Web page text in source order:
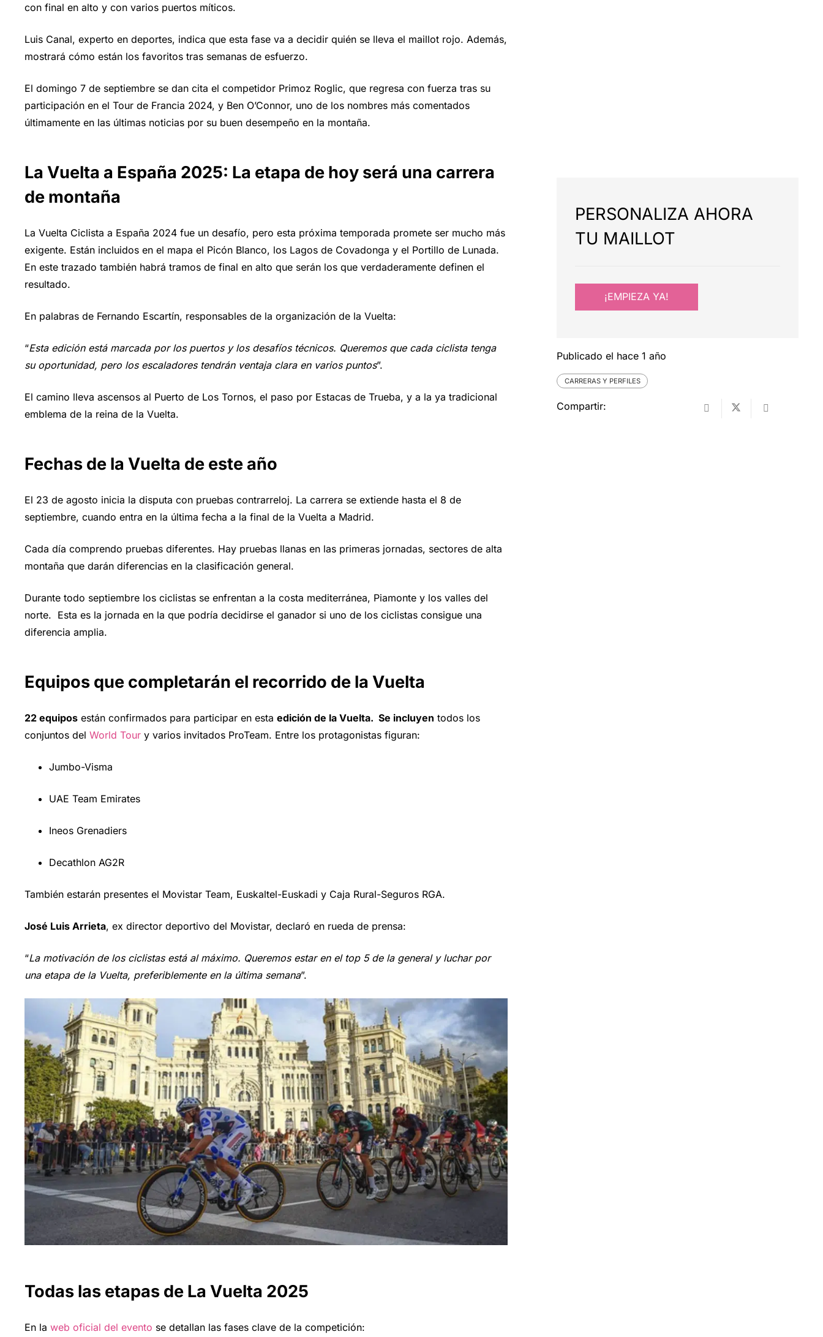
con final en alto y con varios puertos míticos.
Luis Canal, experto en deportes, indica que esta fase va a decidir quién se lleva el maillot rojo. Además,
mostrará cómo están los favoritos tras semanas de esfuerzo.
El domingo 7 de septiembre se dan cita el competidor Primoz Roglic, que regresa con fuerza tras su
participación en el Tour de Francia 2024, y Ben O’Connor, uno de los nombres más comentados
últimamente en las últimas noticias por su buen desempeño en la montaña.
La Vuelta a España 2025: La etapa de hoy será una carrera
de montaña
La Vuelta Ciclista a España 2024 fue un desafío, pero esta próxima temporada promete ser mucho más
exigente. Están incluidos en el mapa el Picón Blanco, los Lagos de Covadonga y el Portillo de Lunada.
En este trazado también habrá tramos de final en alto que serán los que verdaderamente definen el
resultado.
En palabras de Fernando Escartín, responsables de la organización de la Vuelta:
“Esta edición está marcada por los puertos y los desafíos técnicos. Queremos que cada ciclista tenga
su oportunidad, pero los escaladores tendrán ventaja clara en varios puntos”.
El camino lleva ascensos al Puerto de Los Tornos, el paso por Estacas de Trueba, y a la ya tradicional
emblema de la reina de la Vuelta.
Fechas de la Vuelta de este año
El 23 de agosto inicia la disputa con pruebas contrarreloj. La carrera se extiende hasta el 8 de
septiembre, cuando entra en la última fecha a la final de la Vuelta a Madrid.
Cada día comprendo pruebas diferentes. Hay pruebas llanas en las primeras jornadas, sectores de alta
montaña que darán diferencias en la clasificación general.
Durante todo septiembre los ciclistas se enfrentan a la costa mediterránea, Piamonte y los valles del
norte. Esta es la jornada en la que podría decidirse el ganador si uno de los ciclistas consigue una
diferencia amplia.
Equipos que completarán el recorrido de la Vuelta
22 equipos están confirmados para participar en esta edición de la Vuelta. Se incluyen todos los
conjuntos del World Tour y varios invitados ProTeam. Entre los protagonistas figuran:
Jumbo-Visma
UAE Team Emirates
Ineos Grenadiers
Decathlon AG2R
También estarán presentes el Movistar Team, Euskaltel-Euskadi y Caja Rural-Seguros RGA.
José Luis Arrieta, ex director deportivo del Movistar, declaró en rueda de prensa:
“La motivación de los ciclistas está al máximo. Queremos estar en el top 5 de la general y luchar por
una etapa de la Vuelta, preferiblemente en la última semana”.
Todas las etapas de La Vuelta 2025
En la web oficial del evento se detallan las fases clave de la competición:
PERSONALIZA AHORA
TU MAILLOT
¡EMPIEZA YA!
Publicado el hace 1 año
CARRERAS Y PERFILES
Compartir: